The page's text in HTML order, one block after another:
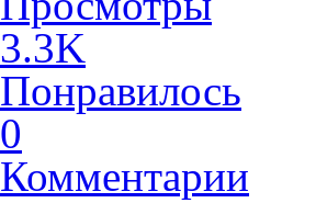
3.3K
Понравилось
0
Комментарии